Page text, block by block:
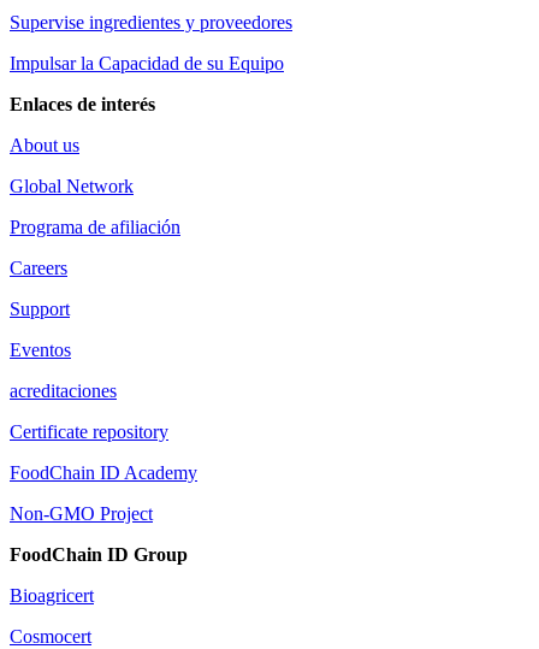
Supervise ingredientes y proveedores
Impulsar la Capacidad de su Equipo
Enlaces de interés
About us
Global Network
Programa de afiliación
Careers
Support
Eventos
acreditaciones
Certificate repository
FoodChain ID Academy
Non-GMO Project
FoodChain ID Group
Bioagricert
Cosmocert